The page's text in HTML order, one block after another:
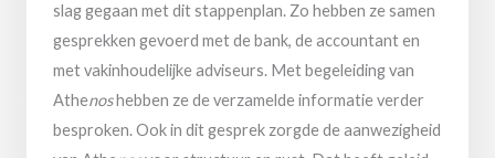
slag gegaan met dit stappenplan. Zo hebben ze samen
gesprekken gevoerd met de bank, de accountant en
met vakinhoudelijke adviseurs. Met begeleiding van
Athenoshebben ze de verzamelde informatie verder
besproken. Ook in dit gesprek zorgde de aanwezigheid